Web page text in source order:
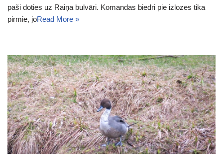
paši doties uz Raiņa bulvāri. Komandas biedri pie izlozes tika
pirmie, joRead More »